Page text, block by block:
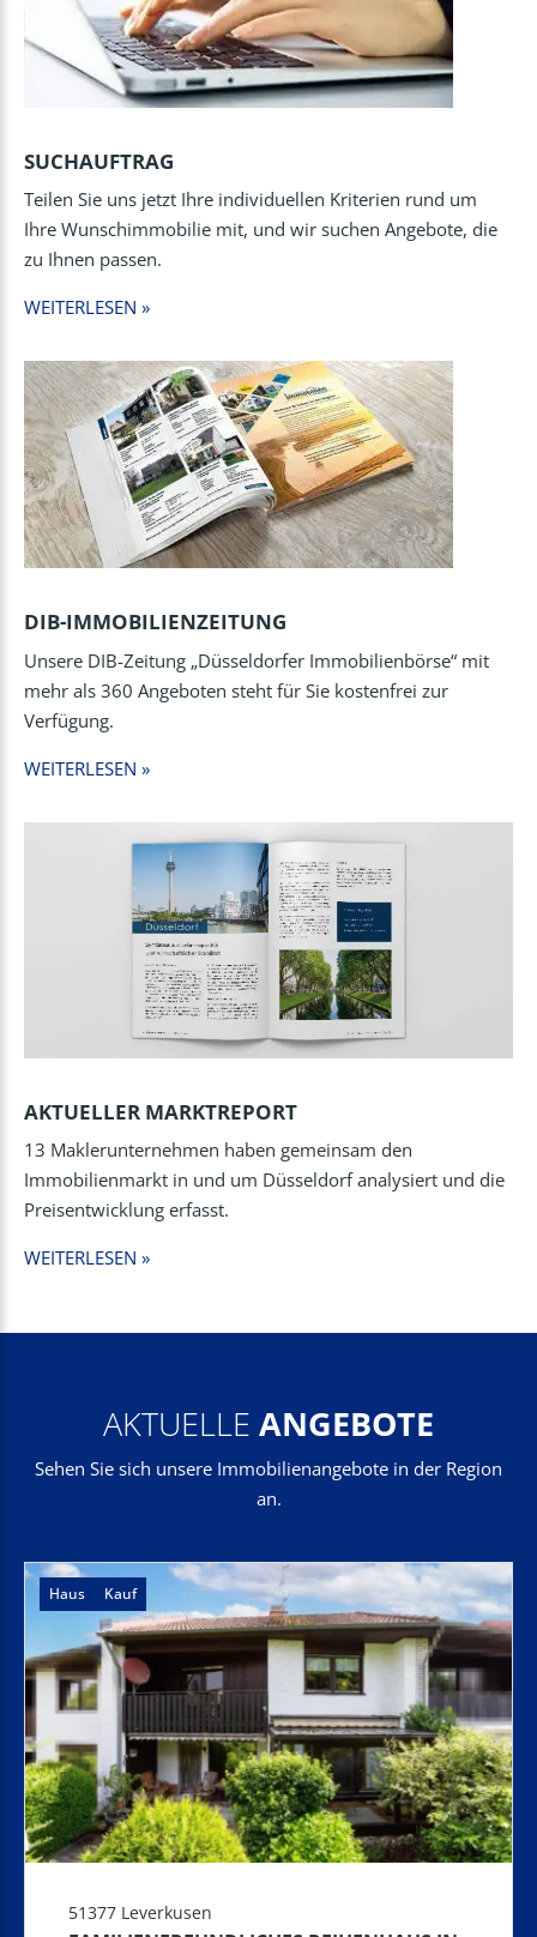
SUCHAUFTRAG
Teilen Sie uns jetzt Ihre individuellen Kriterien rund um
Ihre Wunschimmobilie mit, und wir suchen Angebote, die
zu Ihnen passen.
WEITERLESEN »
DIB-IMMOBILIENZEITUNG
Unsere DIB-Zeitung „Düsseldorfer Immobilienbörse“ mit
mehr als 360 Angeboten steht für Sie kostenfrei zur
Verfügung.
WEITERLESEN »
AKTUELLER MARKTREPORT
13 Maklerunternehmen haben gemeinsam den
Immobilienmarkt in und um Düsseldorf analysiert und die
Preisentwicklung erfasst.
WEITERLESEN »
AKTUELLE ANGEBOTE
Sehen Sie sich unsere Immobilienangebote in der Region
an.
Haus Kauf
51377 Leverkusen